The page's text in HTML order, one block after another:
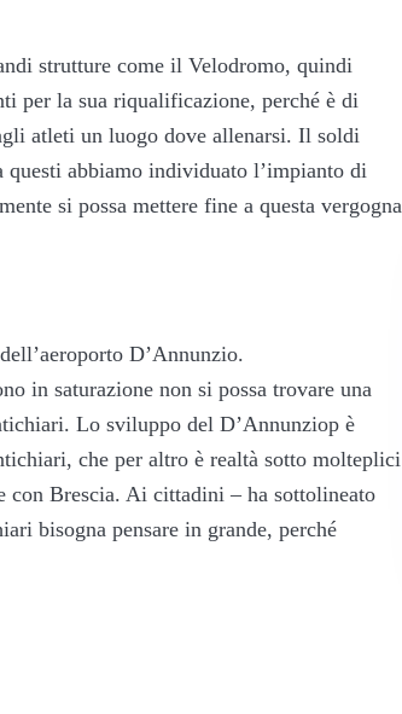
strutture come il Velodromo, quindi
per la sua riqualificazione, perché è di
atleti un luogo dove allenarsi. Il soldi
questi abbiamo individuato l’impianto di
si possa mettere fine a questa vergogna
D’Annunzio.
in saturazione non si possa trovare una
Lo sviluppo del D’Annunziop è
che per altro è realtà sotto molteplici
con Brescia. Ai cittadini – ha sottolineato
bisogna pensare in grande, perché